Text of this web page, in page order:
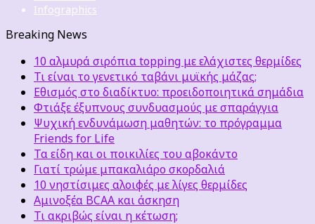
Infographics
Breaking News
10 αλμυρά σιρόπια topping με ελάχιστες θερμίδες
Τι είναι το γενετικό ταβάνι μυϊκής μάζας;
Εθισμός στο διαδίκτυο: προειδοποιητικά σημάδια
Φτιάξε έξυπνους συνδυασμούς με σπαράγγια
Ψυχική ενδυνάμωση μαθητών: το πρόγραμμα
Friends for Life
Τα είδη και οι ποικιλίες του αβοκάντο
Γιατί τρώμε μπακαλιάρο σκορδαλιά
10 νηστίσιμες αλοιφές με λίγες θερμίδες
Αμινοξέα BCAA και άσκηση
Τι ακριβώς είναι η κέτωση;